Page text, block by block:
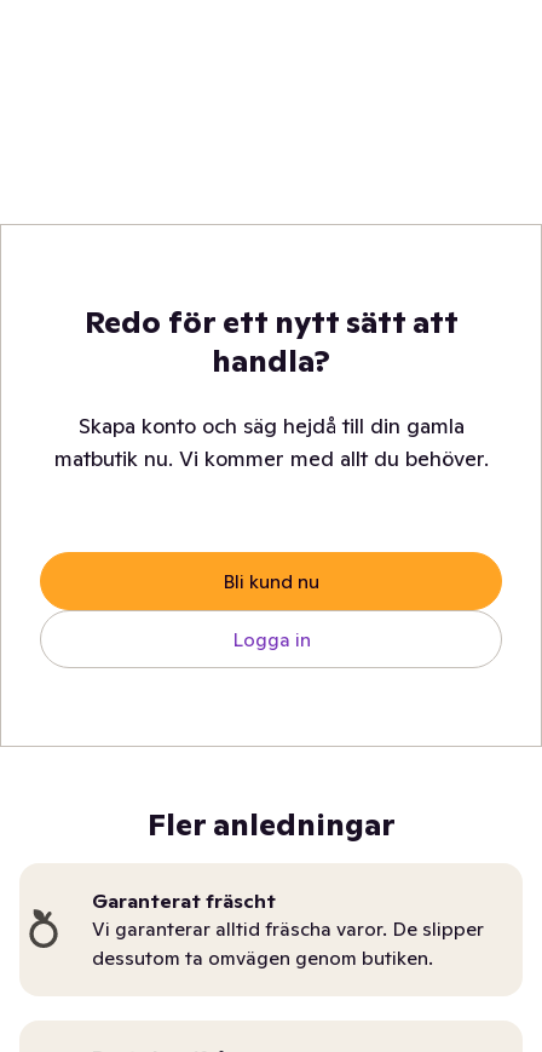
Redo för ett nytt sätt att
handla?
Skapa konto och säg hejdå till din gamla
matbutik nu. Vi kommer med allt du behöver.
Bli kund nu
Logga in
Fler anledningar
Garanterat fräscht
Vi garanterar alltid fräscha varor. De slipper
dessutom ta omvägen genom butiken.